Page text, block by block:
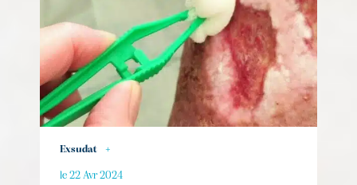
Exsudat +
le 22 Avr 2024